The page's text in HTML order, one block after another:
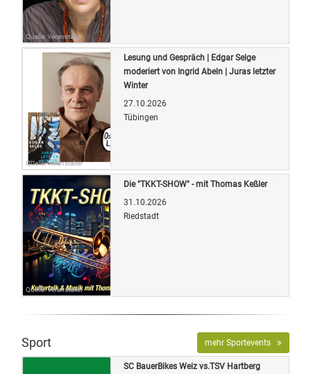
Quelle: Veranstalter
Quelle: Veranstalter
Lesung und Gespräch | Edgar Selge
moderiert von Ingrid Abeln | Juras letzter
Winter
27.10.2026
Tübingen
Quelle: Veranstalter
Die "TKKT-SHOW" - mit Thomas Keßler
31.10.2026
Riedstadt
Sport mehr Sportevents
SC BauerBikes Weiz vs.TSV Hartberg